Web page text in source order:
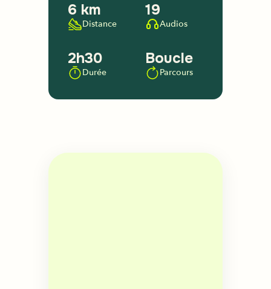
6 km
Distance
19
Audios
2h30
Durée
Boucle
Parcours